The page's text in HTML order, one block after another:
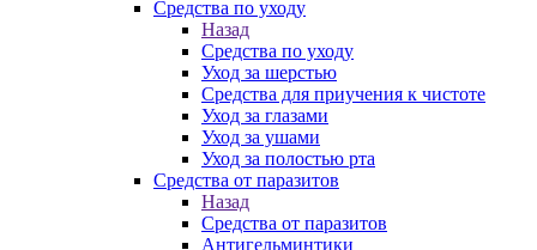
Средства по уходу
Назад
Средства по уходу
Уход за шерстью
Средства для приучения к чистоте
Уход за глазами
Уход за ушами
Уход за полостью рта
Средства от паразитов
Назад
Средства от паразитов
Антигельминтики